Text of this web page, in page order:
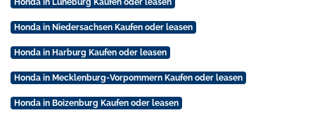
Honda in Niedersachsen Kaufen oder leasen
Honda in Harburg Kaufen oder leasen
Honda in Mecklenburg-Vorpommern Kaufen oder leasen
Honda in Boizenburg Kaufen oder leasen